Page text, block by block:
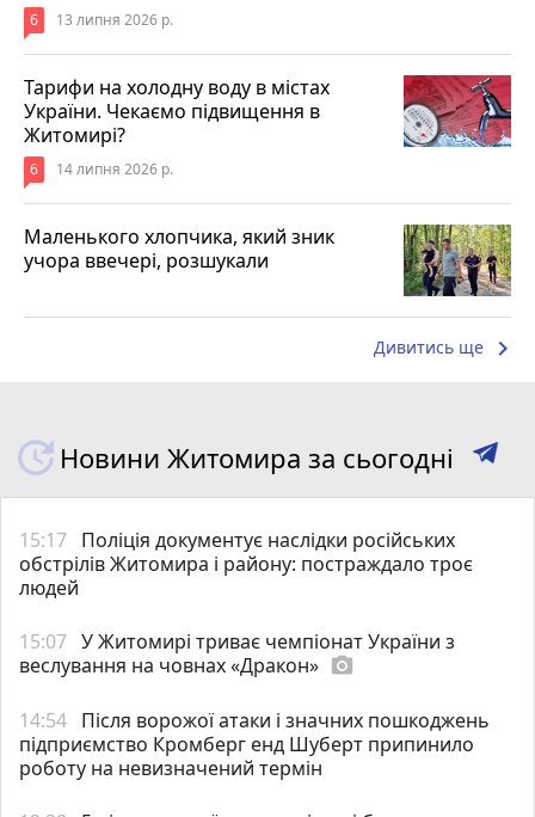
6 13 липня 2026 р.
Тарифи на холодну воду в містах
України. Чекаємо підвищення в
Житомирі?
6 14 липня 2026 р.
Маленького хлопчика, який зник
учора ввечері, розшукали
Дивитись ще keyboard_arrow_right
Новини Житомира за сьогодні
15:17 Поліція документує наслідки російських
обстрілів Житомира і району: постраждало троє
людей
15:07 У Житомирі триває чемпіонат України з
веслування на човнах «Дракон» photo_camera
14:54 Після ворожої атаки і значних пошкоджень
підприємство Кромберг енд Шуберт припинило
роботу на невизначений термін